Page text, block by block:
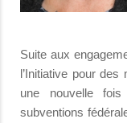
Suite aux
l’Initiative pour
une nouvelle
subventions